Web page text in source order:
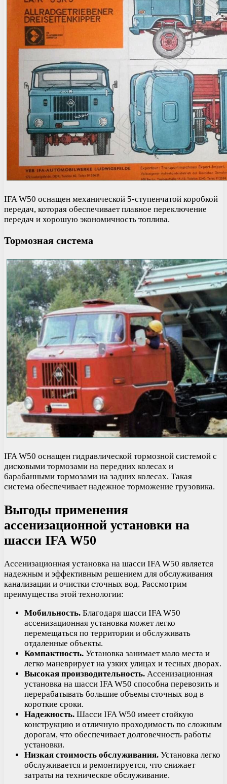
IFA W50 оснащен механической 5-ступенчатой коробкой
передач, которая обеспечивает плавное переключение
передач и хорошую экономичность топлива.
Тормозная система
IFA W50 оснащен гидравлической тормозной системой с
дисковыми тормозами на передних колесах и
барабанными тормозами на задних колесах. Такая
система обеспечивает надежное торможение грузовика.
Выгоды применения
ассенизационной установки на
шасси IFA W50
Ассенизационная установка на шасси IFA W50 является
надежным и эффективным решением для обслуживания
канализации и очистки сточных вод. Рассмотрим
преимущества этой технологии:
Мобильность. Благодаря шасси IFA W50
ассенизационная установка может легко
перемещаться по территории и обслуживать
отдаленные объекты.
Компактность. Установка занимает мало места и
легко маневрирует на узких улицах и тесных дворах.
Высокая производительность. Ассенизационная
установка на шасси IFA W50 способна перевозить и
перерабатывать большие объемы сточных вод в
короткие сроки.
Надежность. Шасси IFA W50 имеет стойкую
конструкцию и отличную проходимость по сложным
дорогам, что обеспечивает долговечность работы
установки.
Низкая стоимость обслуживания. Установка легко
обслуживается и ремонтируется, что снижает
затраты на техническое обслуживание.